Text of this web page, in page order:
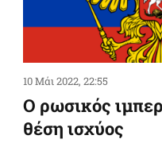
Οι
έπληξαν
Ναζράν
ένα
5 Αυγ 2026,
10 Μάι 2022, 22:55
Ο ρωσικός
θέση ισχύος